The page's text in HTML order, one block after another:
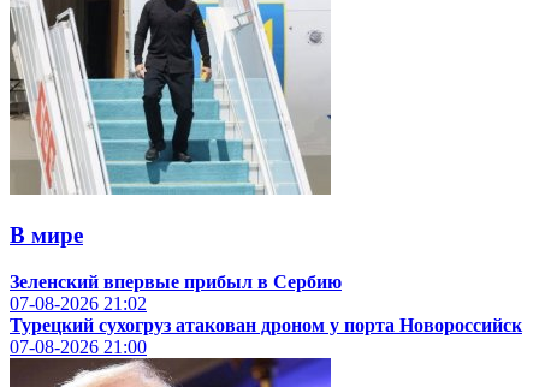
В мире
Зеленский впервые прибыл в Сербию
07-08-2026 21:02
Турецкий сухогруз атакован дроном у порта Новороссийск
07-08-2026 21:00